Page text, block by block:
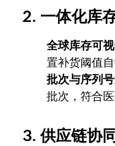
2. 一体化库
全球库存可
置补货阈值
批次与序列
批次，符合
3.供应链协